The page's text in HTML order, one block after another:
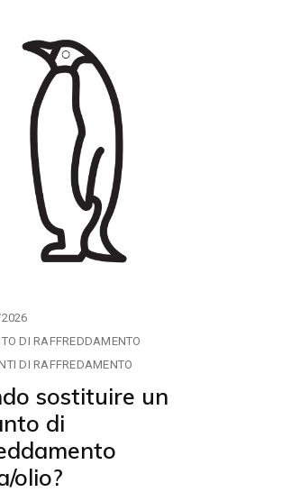
DI RAFFREDDAMENTO
DI RAFFREDAMENTO
sostituire un
di
olio?